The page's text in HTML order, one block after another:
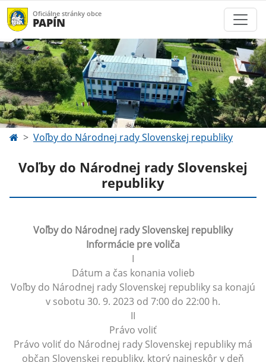
Oficiálne stránky obce
PAPÍN
Voľby do Národnej rady Slovenskej republiky
Voľby do Národnej rady Slovenskej
republiky
Voľby do Národnej rady Slovenskej republiky
Informácie pre voliča
I
Dátum a čas konania volieb
Voľby do Národnej rady Slovenskej republiky sa konajú
v sobotu 30. 9. 2023 od 7:00 do 22:00 h.
II
Právo voliť
Právo voliť do Národnej rady Slovenskej republiky má
občan Slovenskej republiky, ktorý najneskôr v deň